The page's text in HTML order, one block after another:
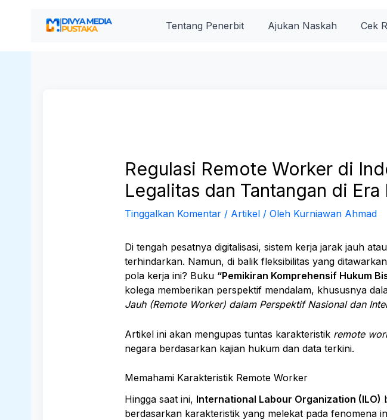
Tentang Penerbit Ajukan Naskah Cek
Regulasi Remote Worker di
Legalitas dan Tantangan di Era
Tinggalkan Komentar / Artikel/ Oleh Kurniawan Ahmad
Di tengah pesatnya digitalisasi, sistem kerja jarak jauh atau
terhindarkan. Namun, di balik fleksibilitas yang
pola kerja ini? Buku “Pemikiran Komprehensif Hukum
kolega memberikan perspektif mendalam, khususnya
Jauh (Remote Worker) dalam Perspektif Nasional dan
Artikel ini akan mengupas tuntas karakteristik remote
negara berdasarkan kajian hukum dan data terkini.
Memahami Karakteristik Remote Worker
Hingga saat ini, International Labour Organization (ILO)
berdasarkan karakteristik yang melekat pada fenomena